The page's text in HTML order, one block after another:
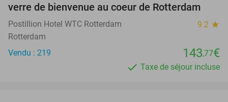
verre de bienvenue au coeur de Rotterdam
Postillion Hotel WTC Rotterdam 9.2 star
Rotterdam
Vendu : 219
143,77€
Taxe de séjour incluse